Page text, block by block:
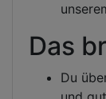
Das
Du